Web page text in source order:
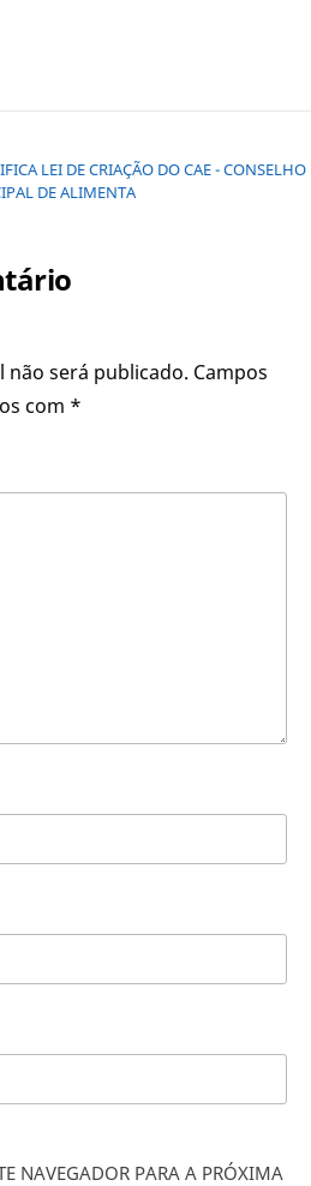
LEI DE CRIAÇÃO DO CAE - CONSELHO
DE ALIMENTA
não será publicado. Campos
com *
NAVEGADOR PARA A PRÓXIMA